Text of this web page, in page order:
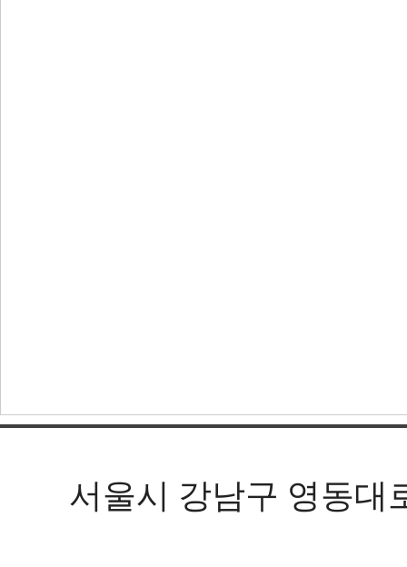
서울시 강남구 영동대